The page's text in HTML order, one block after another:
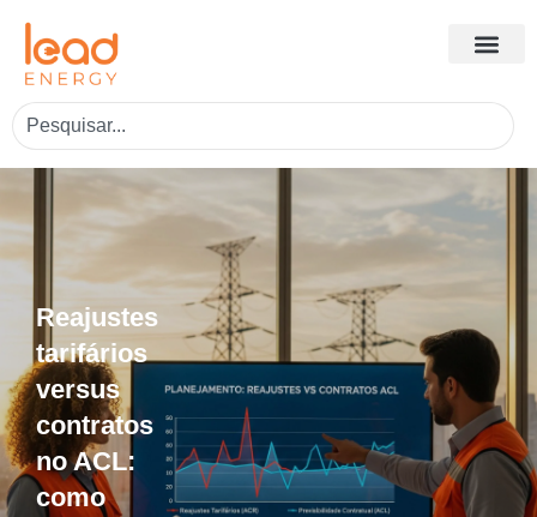
Reajustes
tarifários
versus
contratos
no ACL:
como